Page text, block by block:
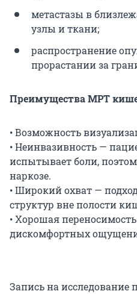
метастазы в
узлы и ткани;
распространение
прорастании за
Преимущества МРТ
• Возможность
• Неинвазивность —
испытывает боли,
наркозе.
• Широкий охват —
структур вне полости
• Хорошая
дискомфортных
Запись на исследование